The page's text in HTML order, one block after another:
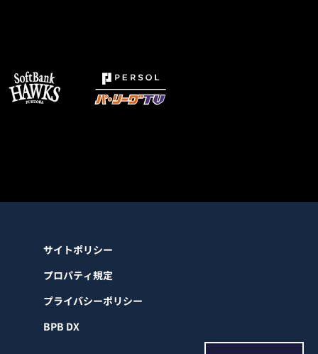
サイトポリシー
プロパティ規定
プライバシーポリシー
BPB DX